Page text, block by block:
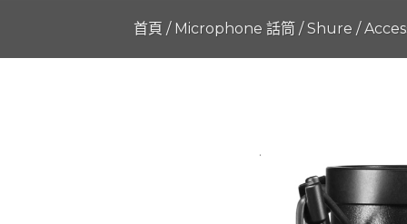
首頁 / Microphone 話筒 /Shure /